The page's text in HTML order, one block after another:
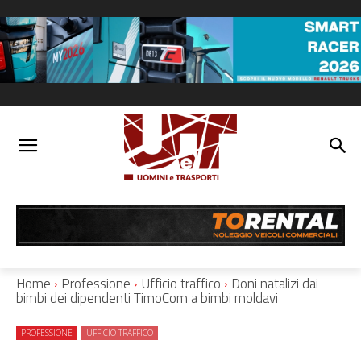
Home Professione Ufficio traffico Doni natalizi dai
bimbi dei dipendenti TimoCom a bimbi moldavi
PROFESSIONE UFFICIO TRAFFICO